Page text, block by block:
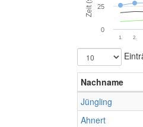
Zeit (s)
1. 2.
0
25
Nachname
Jüngling
Ahnert